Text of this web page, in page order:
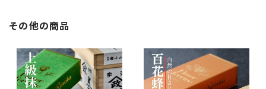
その他の商品